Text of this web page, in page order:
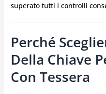
superato tutti i controlli
Perché
Della Chiave
Con Tessera